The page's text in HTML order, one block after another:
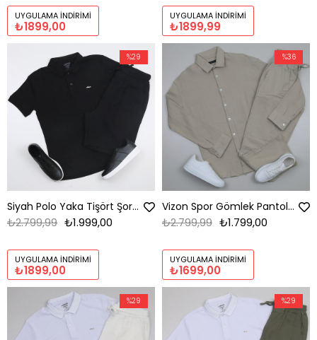
UYGULAMA İNDIRIMI
₺1899,00
UYGULAMA İNDIRIMI
₺1899,99
Siyah Polo Yaka Tişört Şort Ayakkabı Kombini
₺1.999,00
₺2.799,99
UYGULAMA İNDIRIMI
₺1899,00
%29
Vizon Spor Gömlek Pantolon Ayakkabı Kombini
₺1.799,00
₺2.799,99
UYGULAMA İNDIRIMI
₺1699,00
%36
%29 %29